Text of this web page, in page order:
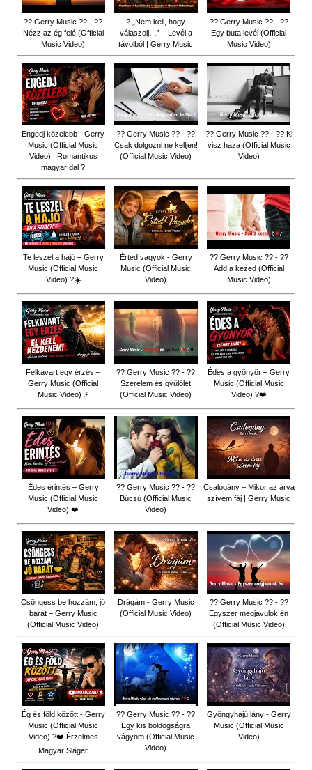
?? Gerry Music ?? - ??
Nézz az ég felé (Official
Music Video)
? „Nem kell, hogy
válaszolj…” – Levél a
távolból | Gerry Music
?? Gerry Music ?? - ??
Egy buta levél (Official
Music Video)
Engedj közelebb - Gerry
Music (Official Music
Video) | Romantikus
magyar dal ?
?? Gerry Music ?? - ??
Csak dolgozni ne kelljen!
(Official Music Video)
?? Gerry Music ?? - ?? Ki
visz haza (Official Music
Video)
Te leszel a hajó – Gerry
Music (Official Music
Video) ?☀️
Érted vagyok - Gerry
Music (Official Music
Video)
?? Gerry Music ?? - ??
Add a kezed (Official
Music Video)
Felkavart egy érzés –
Gerry Music (Official
Music Video) ⚡
?? Gerry Music ?? - ??
Szerelem és gyűlölet
(Official Music Video)
Édes a gyönyör – Gerry
Music (Official Music
Video) ?❤️
Édes érintés – Gerry
Music (Official Music
Video) ❤️
?? Gerry Music ?? - ??
Búcsú (Official Music
Video)
Csalogány – Mikor az árva
szívem fáj | Gerry Music
Csöngess be hozzám, jó
barát – Gerry Music
(Official Music Video)
Drágám - Gerry Music
(Official Music Video)
?? Gerry Music ?? - ??
Egyszer megjavulok én
(Official Music Video)
Ég és föld között - Gerry
Music (Official Music
Video) ?❤️ Érzelmes
Magyar Sláger
?? Gerry Music ?? - ??
Egy kis boldogságra
vágyom (Official Music
Video)
Gyöngyhajú lány - Gerry
Music (Official Music
Video)